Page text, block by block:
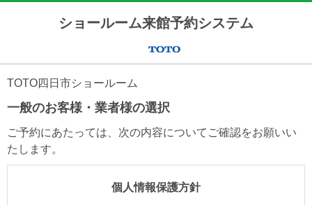
ショールーム来館予約システム
TOTO四日市ショールーム
一般のお客様・業者様の選択
ご予約にあたっては、次の内容についてご確認をお願いい
たします。